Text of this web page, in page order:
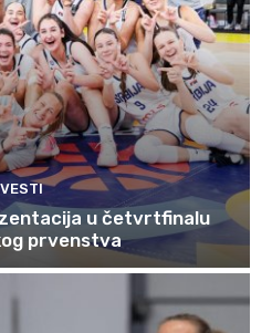
VESTI
u četvrtfinalu
prvenstva